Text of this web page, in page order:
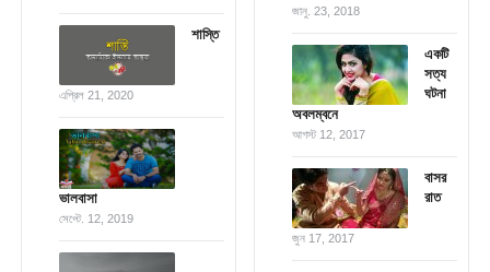
শাস্তি
এপ্রিল 21, 2020
ভালবাসা
সেপ্টে. 12, 2019
জানু. 23, 2018
একটি
সত্য
ঘটনা
অবলম্বনে
আগস্ট 12, 2017
বাসর
রাত
জুন 17, 2017